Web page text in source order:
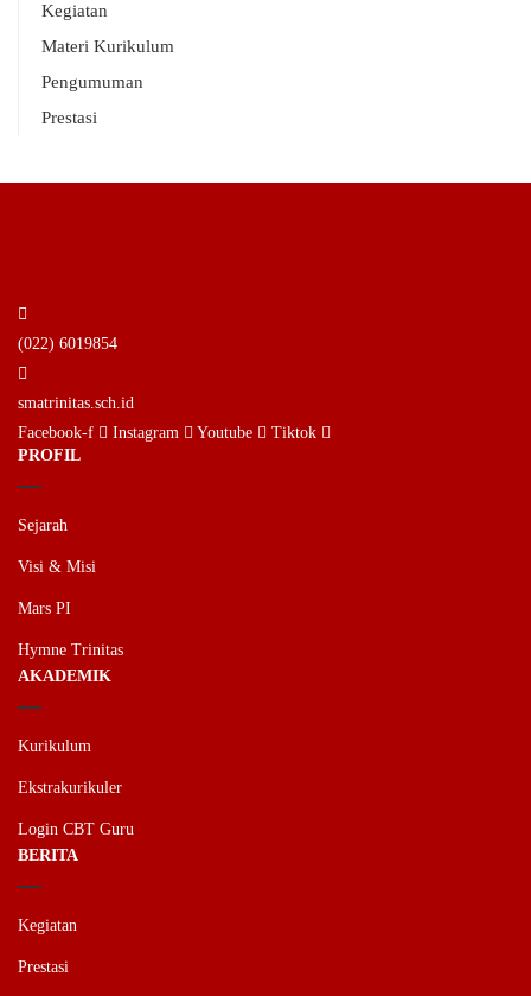
Kegiatan
Materi Kurikulum
Pengumuman
Prestasi
(022) 6019854
smatrinitas.sch.id
Facebook-f
Instagram Youtube
Tiktok
PROFIL
Sejarah
Visi & Misi
Mars PI
Hymne Trinitas
AKADEMIK
Kurikulum
Ekstrakurikuler
Login CBT Guru
BERITA
Kegiatan
Prestasi